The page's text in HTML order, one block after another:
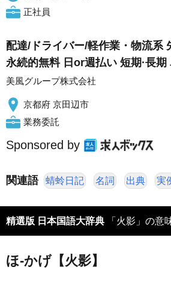
正社員
配達/ドライバー/軽作業・物流系
永続的無料 日or週払い 短期·長期
美風グループ株式会社
京都府 京田辺市
業務委託
Sponsored by
関連語 蜻蛉日記 名詞 出典 実
精選版 日本国語大辞典 「火影」の意
ほ‐かげ【火影】